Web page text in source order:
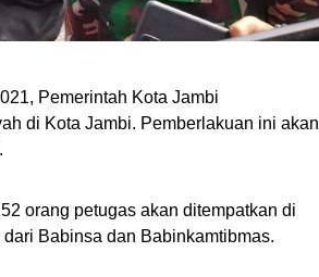
Pemerintah Kota Jambi
di Kota Jambi. Pemberlakuan ini akan
orang petugas akan ditempatkan di
Babinsa dan Babinkamtibmas.